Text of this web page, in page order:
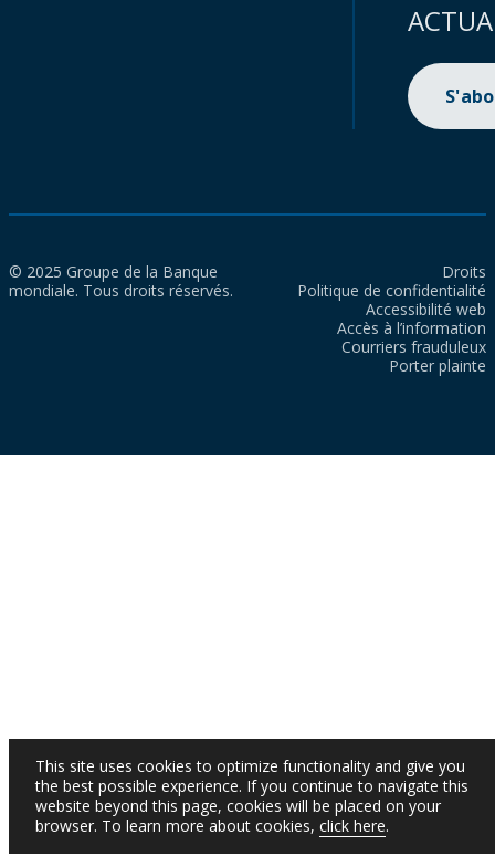
© 2025 Groupe de la Banque
mondiale. Tous droits réservés.
Droits
Politique de confidentialité
Accessibilité web
Accès à l’information
Courriers frauduleux
Porter plainte
This site uses cookies to optimize functionality and give you
the best possible experience. If you continue to navigate this
website beyond this page, cookies will be placed on your
browser. To learn more about cookies, click here.